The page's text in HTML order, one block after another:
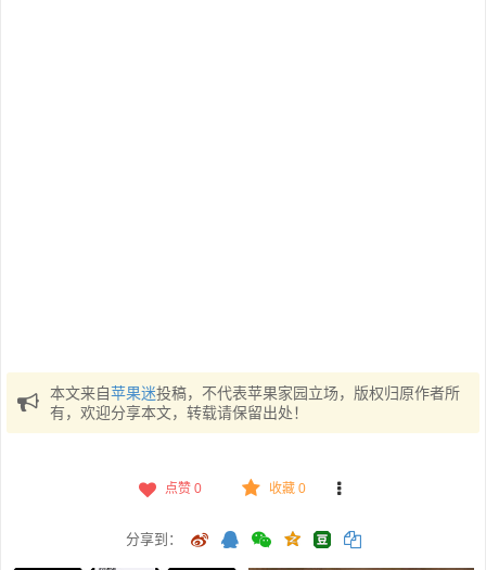
本文来自苹果迷投稿，不代表苹果家园立场，版权归原作者所
有，欢迎分享本文，转载请保留出处！
点赞 0 收藏 0
分享到：